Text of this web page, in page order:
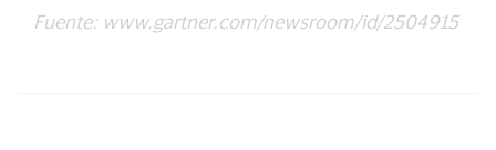
Fuente: www.gartner.com/newsroom/id/2504915